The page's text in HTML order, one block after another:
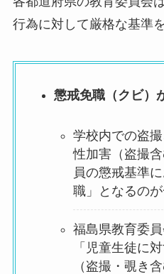
行為に対して厳格な基準
懲戒免職（クビ）
学校内での盗
性加害（盗撮
員の懲戒基準
職」となるのが
福島県教育委
「児童生徒に
（盗撮・覗き